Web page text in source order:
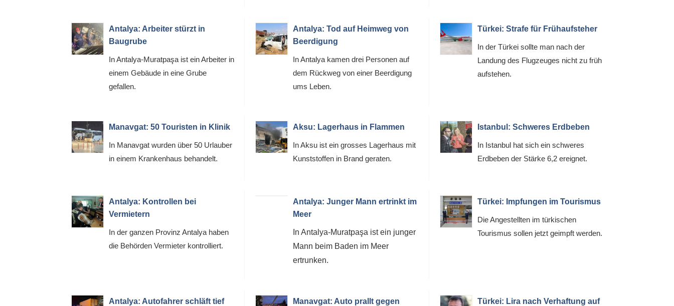
Antalya: Arbeiter stürzt in
Baugrube
In Antalya-Muratpaşa ist ein Arbeiter in
einem Gebäude in eine Grube
gefallen.
Antalya: Tod auf Heimweg von
Beerdigung
In Antalya kamen drei Personen auf
dem Rückweg von einer Beerdigung
ums Leben.
Türkei: Strafe für Frühaufsteher
In der Türkei sollte man nach der
Landung des Flugzeuges nicht zu früh
aufstehen.
Manavgat: 50 Touristen in Klinik
In Manavgat wurden über 50 Urlauber
in einem Krankenhaus behandelt.
Aksu: Lagerhaus in Flammen
In Aksu ist ein grosses Lagerhaus mit
Kunststoffen in Brand geraten.
Istanbul: Schweres Erdbeben
In Istanbul hat sich ein schweres
Erdbeben der Stärke 6,2 ereignet.
Antalya: Kontrollen bei
Vermietern
In der ganzen Provinz Antalya haben
die Behörden Vermieter kontrolliert.
Antalya: Junger Mann ertrinkt im
Meer
In Antalya-Muratpaşa ist ein junger
Mann beim Baden im Meer
ertrunken.
Türkei: Impfungen im Tourismus
Die Angestellten im türkischen
Tourismus sollen jetzt geimpft werden.
Antalya: Autofahrer schläft tief
Manavgat: Auto prallt gegen
Türkei: Lira nach Verhaftung auf